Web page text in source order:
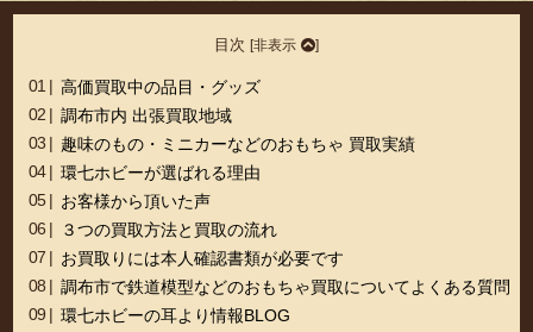
目次 [非表示 ]
高価買取中の品目・グッズ
調布市内 出張買取地域
趣味のもの・ミニカーなどのおもちゃ 買取実績
環七ホビーが選ばれる理由
お客様から頂いた声
３つの買取方法と買取の流れ
お買取りには本人確認書類が必要です
調布市で鉄道模型などのおもちゃ買取についてよくある質問
環七ホビーの耳より情報BLOG